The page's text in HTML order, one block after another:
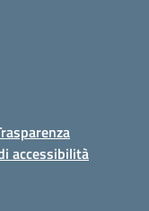
accessibilità